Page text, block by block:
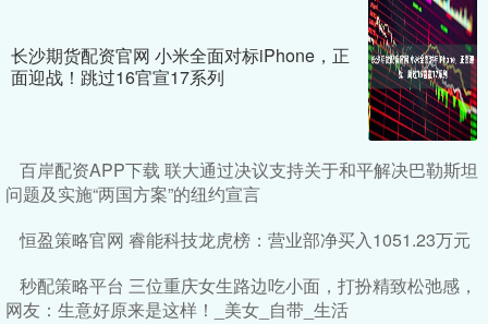
长沙期货配资官网 小米全面对标iPhone，正
面迎战！跳过16官宣17系列
百岸配资APP下载 联大通过决议支持关于和平解决巴勒斯坦
问题及实施“两国方案”的纽约宣言
恒盈策略官网 睿能科技龙虎榜：营业部净买入1051.23万元
秒配策略平台 三位重庆女生路边吃小面，打扮精致松弛感，
网友：生意好原来是这样！_美女_自带_生活